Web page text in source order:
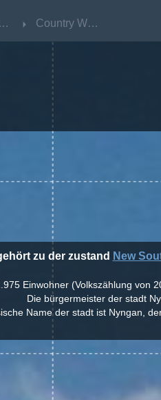
New South Wales Country West
zu der zustand New
Einwohner (Volkszählung von
Die bürgermeister der stadt
Name der stadt ist Nyngan,
New South Wales Country West